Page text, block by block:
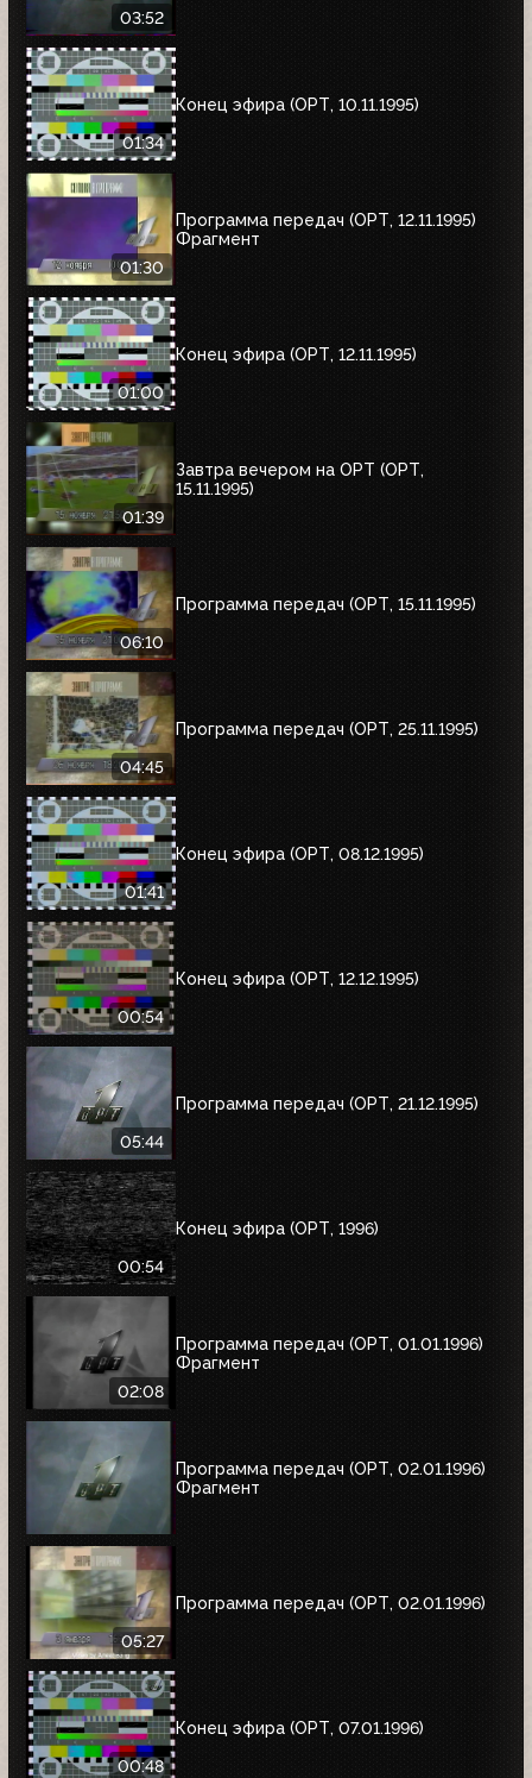
03:52
01:34
Конец эфира (ОРТ, 10.11.1995)
01:30
Программа передач (ОРТ, 12.11.1995)
Фрагмент
01:00
Конец эфира (ОРТ, 12.11.1995)
01:39
Завтра вечером на ОРТ (ОРТ,
15.11.1995)
06:10
Программа передач (ОРТ, 15.11.1995)
04:45
Программа передач (ОРТ, 25.11.1995)
01:41
Конец эфира (ОРТ, 08.12.1995)
00:54
Конец эфира (ОРТ, 12.12.1995)
05:44
Программа передач (ОРТ, 21.12.1995)
00:54
Конец эфира (ОРТ, 1996)
02:08
Программа передач (ОРТ, 01.01.1996)
Фрагмент
Программа передач (ОРТ, 02.01.1996)
Фрагмент
05:27
Программа передач (ОРТ, 02.01.1996)
00:48
Конец эфира (ОРТ, 07.01.1996)